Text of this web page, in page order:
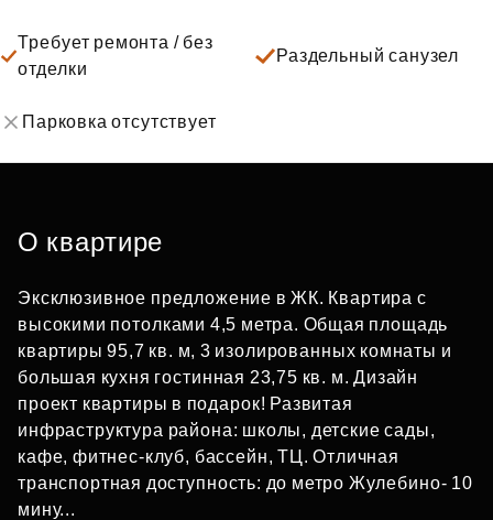
Требует ремонта / без
отделки
Раздельный санузел
Парковка отсутствует
О квартире
Эксклюзивное предложение в ЖК. Квартира с
высокими потолками 4,5 метра. Общая площадь
квартиры 95,7 кв. м, 3 изолированных комнаты и
большая кухня гостинная 23,75 кв. м. Дизайн
проект квартиры в подарок! Развитая
инфраструктура района: школы, детские сады,
кафе, фитнес-клуб, бассейн, ТЦ. Отличная
транспортная доступность: до метро Жулебино- 10
мину...